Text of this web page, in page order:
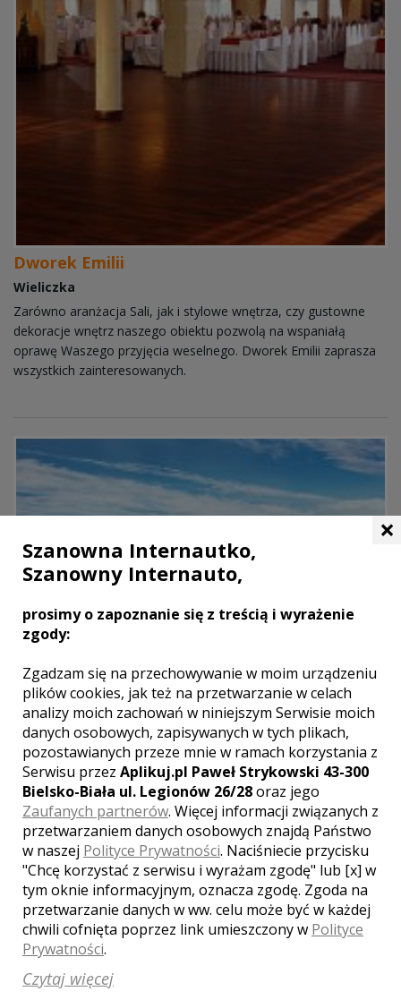
Dworek Emilii
Wieliczka
Zarówno aranżacja Sali, jak i stylowe wnętrza, czy gustowne
dekoracje wnętrz naszego obiektu pozwolą na wspaniałą
oprawę Waszego przyjęcia weselnego. Dworek Emilii zaprasza
wszystkich zainteresowanych.
Folwark Zalesie
Wieliczka
Znajdujący się na wzgórzu, z którego roztacza się panorama
Beskidów, widać tez w dali Tatry oraz Zalew Dobrzycki, Folwark
Zalesie otoczony ze wszystkich stron lasami i łąkami. 30
hektarowy teren. ...
Zapewniamy Państwu profesjonalną obsługę, wyśmienitą
kuchnię, perfekcyjną organizację, niebanalne
×
Szanowna Internautko,
Szanowny Internauto,
prosimy o zapoznanie się z treścią i wyrażenie
zgody:
Zgadzam się na przechowywanie w moim urządzeniu
plików cookies, jak też na przetwarzanie w celach
analizy moich zachowań w niniejszym Serwisie moich
danych osobowych, zapisywanych w tych plikach,
pozostawianych przeze mnie w ramach korzystania z
Serwisu przez Aplikuj.pl Paweł Strykowski 43-300
Bielsko-Biała ul. Legionów 26/28oraz jego
Zaufanych partnerów. Więcej informacji związanych z
przetwarzaniem danych osobowych znajdą Państwo
w naszej Polityce Prywatności. Naciśniecie przycisku
"Chcę korzystać z serwisu i wyrażam zgodę" lub [x] w
tym oknie informacyjnym, oznacza zgodę. Zgoda na
przetwarzanie danych w ww. celu może być w każdej
chwili cofnięta poprzez link umieszczony w Polityce
Prywatności.
Czytaj więcej